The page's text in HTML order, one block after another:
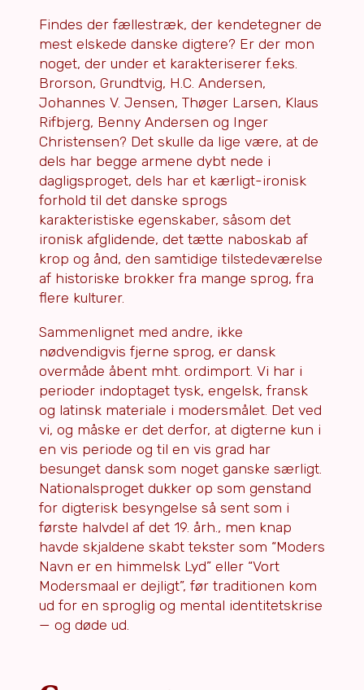
Findes der fællestræk, der kendetegner de
mest elskede danske digtere? Er der mon
noget, der under et karakteriserer f.eks.
Brorson, Grundtvig, H.C. Andersen,
Johannes V. Jensen, Thøger Larsen, Klaus
Rifbjerg, Benny Andersen og Inger
Christensen? Det skulle da lige være, at de
dels har begge armene dybt nede i
dagligsproget, dels har et kærligt-ironisk
forhold til det danske sprogs
karakteristiske egenskaber, såsom det
ironisk afglidende, det tætte naboskab af
krop og ånd, den samtidige tilstedeværelse
af historiske brokker fra mange sprog, fra
flere kulturer.
Sammenlignet med andre, ikke
nødvendigvis fjerne sprog, er dansk
overmåde åbent mht. ordimport. Vi har i
perioder indoptaget tysk, engelsk, fransk
og latinsk materiale i modersmålet. Det ved
vi, og måske er det derfor, at digterne kun i
en vis periode og til en vis grad har
besunget dansk som noget ganske særligt.
Nationalsproget dukker op som genstand
for digterisk besyngelse så sent som i
første halvdel af det 19. årh., men knap
havde skjaldene skabt tekster som “Moders
Navn er en himmelsk Lyd” eller “Vort
Modersmaal er dejligt”, før traditionen kom
ud for en sproglig og mental identitetskrise
— og døde ud.